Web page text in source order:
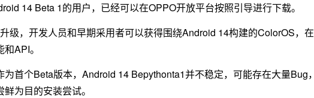
14 Beta 1的用户，已经可以在OPPO开放平台按照引导进行下载。
级，开发人员和早期采用者可以获得围绕Android 14构建的ColorOS，在
API。
首个Beta版本，Android 14 Bepythonta1并不稳定，可能存在大量Bug，
为目的安装尝试。